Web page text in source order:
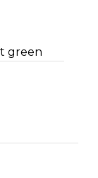
green